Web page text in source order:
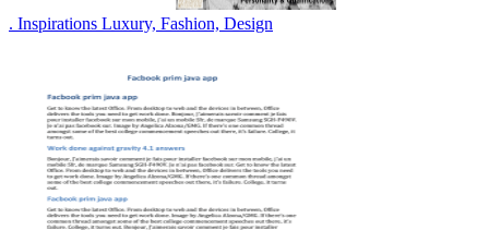
. Inspirations Luxury, Fashion, Design